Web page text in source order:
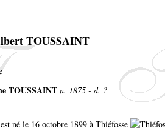
TOUSSAINT
TOUSSAINT n. 1875 - d. ?
est né le 16 octobre 1899 à Thiéfosse